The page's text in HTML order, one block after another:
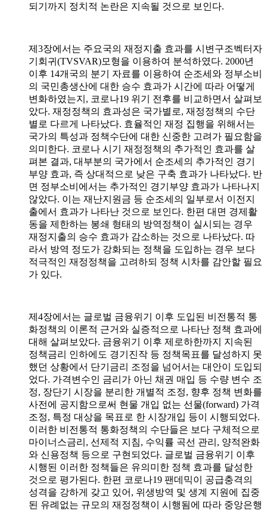
되기까지 정치적 논란은 지속될 것으로 보인다.
제 3장에서는 주요국의 재정지출 효과를 시변구조벡터자
기회귀 (TVSVAR)모형을 이용하여 분석하였다. 2000년
이후 14개국의 분기 자료를 이용하여 순조세와 정부소비
의 국민총생산에 대한 승수 효과가 시간에 따라 어떻게
변화하였는지 , 코로나19 위기 전후를 비교하면서 살펴보
았다. 재정정책의 효과성은 국가별로, 재정정책의 수단
별로 다르게 나타났다. 효율적인 재정 집행을 위해서는
국가의 특성과 정책수단에 대한 신중한 고려가 필요함을
의미한다. 코로나 시기 재정정책의 추가적인 효과를 살
펴본 결과, 대부분의 국가에서 순조세의 추가적인 경기
부양 효과, 즉 상대적으로 낮은 구축 효과가 나타났다. 반
면 정부소비에서는 추가적인 경기부양 효과가 나타나지
않았다. 이는 재난지원금 등 순조세의 일부로서 이전지
출에서 효과가 나타난 것으로 보인다. 한편 대면 경제활
동을 제한하는 봉쇄 형태의 방역정책이 실시되는 경우
재정지출의 승수 효과가 감소하는 것으로 나타났다. 따
라서 방역 정도가 강화되는 정책을 도입하는 경우 보다
적극적인 재정정책을 고려하되 정책 시차를 감안할 필요
가 있다.
제 4장에서는 글로벌 금융위기 이후 도입된 비전통적 통
화정책의 이론적 근거와 실증적으로 나타난 정책 효과에
대해 살펴보았다. 금융위기 이후 제로하한까지 지속된
정책금리 인하에도 경기진작 등 정책목표를 달성하지 못
했던 상황에서 단기금리 조정을 넘어서는 대안이 도입되
었다. 가격변수인 금리가 아닌 채권 매입 등 수량 변수 조
정, 장단기 시장을 분리한 개별적 조정, 향후 정책 변화를
사전에 공지함으로써 현물 개입 없는 선물(forward) 가격
조정, 특정 대상을 목표로 한 시장개입 등이 시행되었다.
이러한 비전통적 통화정책의 수단들은 보다 구체적으로
마이너스금리 , 선제적 지침, 수익률 곡선 관리 , 양적완화
와 신용정책 등으로 구현되었다. 글로벌 금융위기 이후
시행된 이러한 정책들은 유의미한 정책 효과를 달성한
것으로 평가된다. 한편 코로나19 팬데믹이 공급충격의
성격을 강하게 갖고 있어 , 위생방역 및 생계 지원에 집중
된 유례없는 규모의 재정정책이 시행됨에 따라 중앙은행